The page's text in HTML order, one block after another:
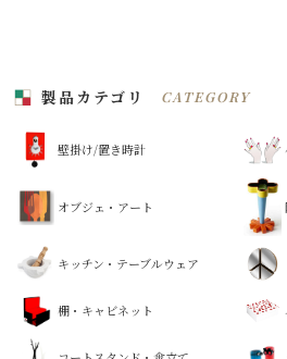
製品カテゴリ CATEGORY
壁掛け/置き時計
オブジェ・アート
キッチン・テーブルウェア
棚・キャビネット